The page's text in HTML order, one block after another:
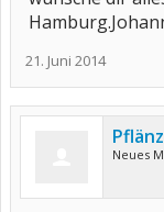
21. Juni 2014
Neues